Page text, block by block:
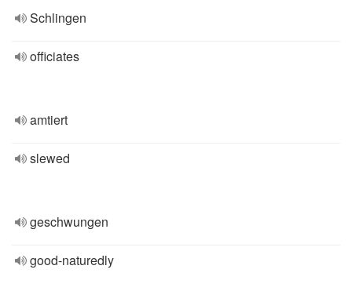
Schlingen
officiates
amtiert
slewed
geschwungen
good-naturedly